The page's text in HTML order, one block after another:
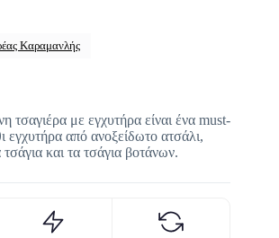
Καραμανλής
τσαγιέρα με εγχυτήρα είναι ένα must-
εγχυτήρα από ανοξείδωτο ατσάλι,
και τα τσάγια βοτάνων.